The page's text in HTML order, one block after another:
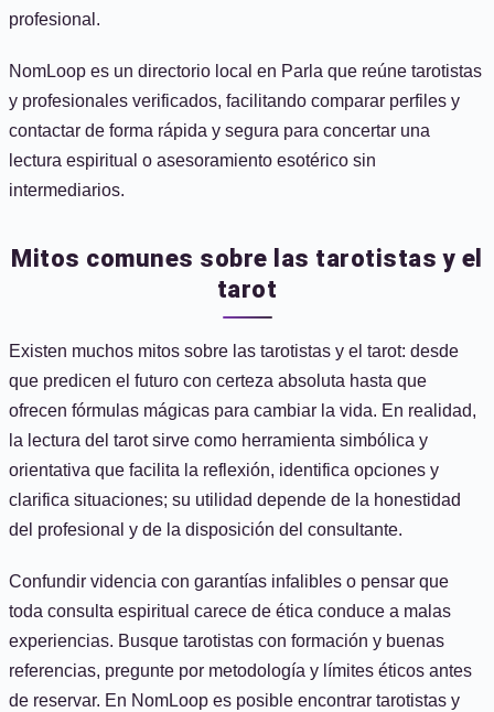
profesional.
NomLoop es un directorio local en Parla que reúne tarotistas
y profesionales verificados, facilitando comparar perfiles y
contactar de forma rápida y segura para concertar una
lectura espiritual o asesoramiento esotérico sin
intermediarios.
Mitos comunes sobre las tarotistas y el
tarot
Existen muchos mitos sobre las tarotistas y el tarot: desde
que predicen el futuro con certeza absoluta hasta que
ofrecen fórmulas mágicas para cambiar la vida. En realidad,
la lectura del tarot sirve como herramienta simbólica y
orientativa que facilita la reflexión, identifica opciones y
clarifica situaciones; su utilidad depende de la honestidad
del profesional y de la disposición del consultante.
Confundir videncia con garantías infalibles o pensar que
toda consulta espiritual carece de ética conduce a malas
experiencias. Busque tarotistas con formación y buenas
referencias, pregunte por metodología y límites éticos antes
de reservar. En NomLoop es posible encontrar tarotistas y